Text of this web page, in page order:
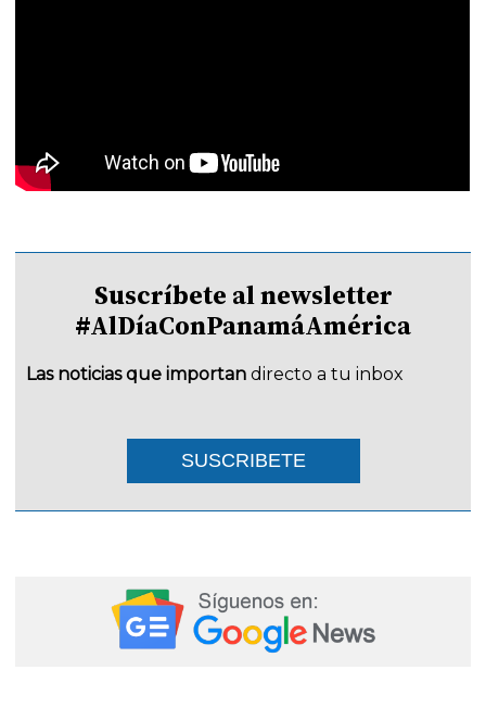
Suscríbete al newsletter
#AlDíaConPanamáAmérica
Las noticias que importan directo a tu inbox
SUSCRIBETE